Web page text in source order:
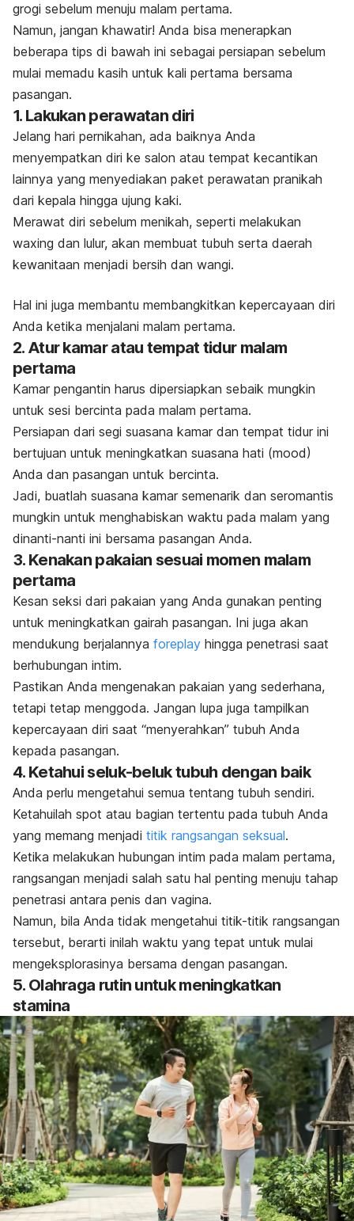
grogi sebelum menuju malam pertama.
Namun, jangan khawatir! Anda bisa menerapkan
beberapa tips di bawah ini sebagai persiapan sebelum
mulai memadu kasih untuk kali pertama bersama
pasangan.
1. Lakukan perawatan diri
Jelang hari pernikahan, ada baiknya Anda
menyempatkan diri ke salon atau tempat kecantikan
lainnya yang menyediakan paket perawatan pranikah
dari kepala hingga ujung kaki.
Merawat diri sebelum menikah, seperti melakukan
waxing dan lulur, akan membuat tubuh serta daerah
kewanitaan menjadi bersih dan wangi.
Hal ini juga membantu membangkitkan kepercayaan diri
Anda ketika menjalani malam pertama.
2. Atur kamar atau tempat tidur malam
pertama
Kamar pengantin harus dipersiapkan sebaik mungkin
untuk sesi bercinta pada malam pertama.
Persiapan dari segi suasana kamar dan tempat tidur ini
bertujuan untuk meningkatkan suasana hati (mood)
Anda dan pasangan untuk bercinta.
Jadi, buatlah suasana kamar semenarik dan seromantis
mungkin untuk menghabiskan waktu pada malam yang
dinanti-nanti ini bersama pasangan Anda.
3. Kenakan pakaian sesuai momen malam
pertama
Kesan seksi dari pakaian yang Anda gunakan penting
untuk meningkatkan gairah pasangan. Ini juga akan
mendukung berjalannya foreplay hingga penetrasi saat
berhubungan intim.
Pastikan Anda mengenakan pakaian yang sederhana,
tetapi tetap menggoda. Jangan lupa juga tampilkan
kepercayaan diri saat “menyerahkan” tubuh Anda
kepada pasangan.
4. Ketahui seluk-beluk tubuh dengan baik
Anda perlu mengetahui semua tentang tubuh sendiri.
Ketahuilah spot atau bagian tertentu pada tubuh Anda
yang memang menjadi titik rangsangan seksual.
Ketika melakukan hubungan intim pada malam pertama,
rangsangan menjadi salah satu hal penting menuju tahap
penetrasi antara penis dan vagina.
Namun, bila Anda tidak mengetahui titik-titik rangsangan
tersebut, berarti inilah waktu yang tepat untuk mulai
mengeksplorasinya bersama dengan pasangan.
5. Olahraga rutin untuk meningkatkan
stamina